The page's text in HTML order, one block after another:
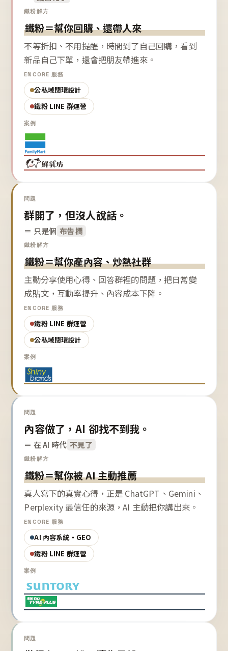
鐵粉解方
鐵粉＝幫你回購、還帶人來
不等折扣、不用提醒，時間到了自己回購，看到
新品自己下單，還會把朋友帶進來。
ENCORE 服務
公私域閉環設計
鐵粉 LINE 群運營
案例
問題
群開了，但沒人說話。
＝ 只是個 布告欄
鐵粉解方
鐵粉＝幫你產內容、炒熱社群
主動分享使用心得、回答群裡的問題，把日常變
成貼文，互動率提升、內容成本下降。
ENCORE 服務
鐵粉 LINE 群運營
公私域閉環設計
案例
問題
內容做了，AI 卻找不到我。
＝ 在 AI 時代 不見了
鐵粉解方
鐵粉＝幫你被 AI 主動推薦
真人寫下的真實心得，正是 ChatGPT、Gemini、
Perplexity 最信任的來源，AI 主動把你講出來。
ENCORE 服務
AI 內容系統・GEO
鐵粉 LINE 群運營
案例
問題